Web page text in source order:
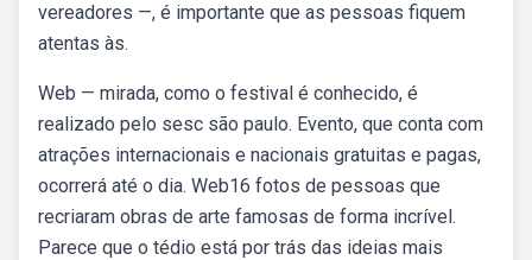
vereadores —, é importante que as pessoas fiquem
atentas às.
Web — mirada, como o festival é conhecido, é
realizado pelo sesc são paulo. Evento, que conta com
atrações internacionais e nacionais gratuitas e pagas,
ocorrerá até o dia. Web16 fotos de pessoas que
recriaram obras de arte famosas de forma incrível.
Parece que o tédio está por trás das ideias mais